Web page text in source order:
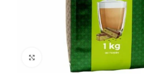
Spustelėkite, jei norite padidinti